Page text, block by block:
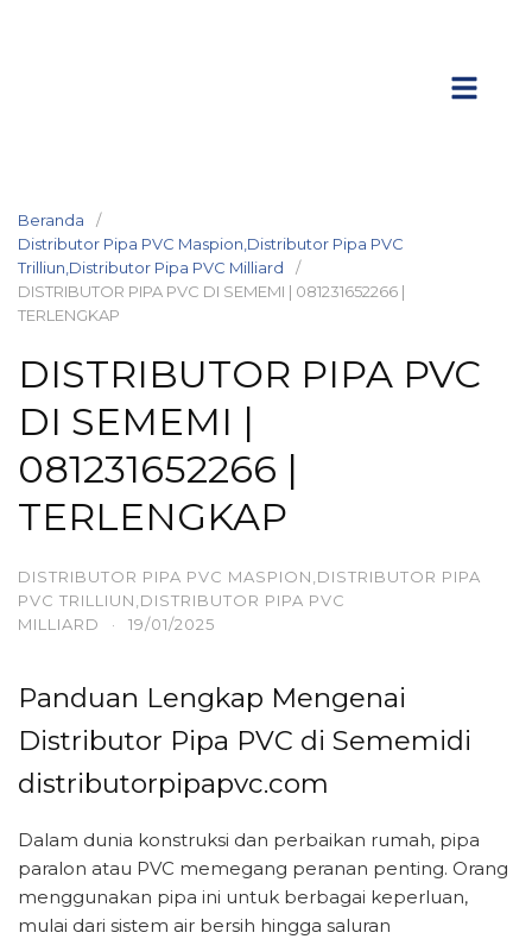
Beranda
Distributor Pipa PVC Maspion,Distributor Pipa PVC
Trilliun,Distributor Pipa PVC Milliard
DISTRIBUTOR PIPA PVC DI SEMEMI | 081231652266 |
TERLENGKAP
DISTRIBUTOR PIPA PVC
DI SEMEMI |
081231652266 |
TERLENGKAP
DISTRIBUTOR PIPA PVC MASPION,DISTRIBUTOR PIPA
PVC TRILLIUN,DISTRIBUTOR PIPA PVC
MILLIARD
· 19/01/2025
Panduan Lengkap Mengenai
Distributor Pipa PVC di Sememidi
distributorpipapvc.com
Dalam dunia konstruksi dan perbaikan rumah, pipa
paralon atau PVC memegang peranan penting. Orang
menggunakan pipa ini untuk berbagai keperluan,
mulai dari sistem air bersih hingga saluran